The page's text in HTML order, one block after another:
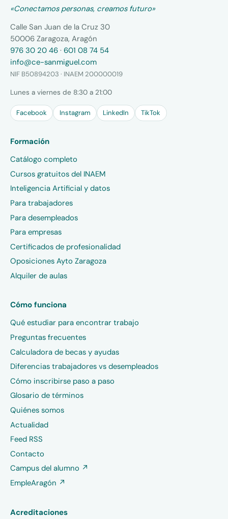
«Conectamos personas, creamos futuro»
Calle San Juan de la Cruz 30
50006 Zaragoza, Aragón
976 30 20 46 · 601 08 74 54
info@ce-sanmiguel.com
NIF B50894203 · INAEM 200000019
Lunes a viernes de 8:30 a 21:00
Facebook Instagram LinkedIn TikTok
Formación
Catálogo completo
Cursos gratuitos del INAEM
Inteligencia Artificial y datos
Para trabajadores
Para desempleados
Para empresas
Certificados de profesionalidad
Oposiciones Ayto Zaragoza
Alquiler de aulas
Cómo funciona
Qué estudiar para encontrar trabajo
Preguntas frecuentes
Calculadora de becas y ayudas
Diferencias trabajadores vs desempleados
Cómo inscribirse paso a paso
Glosario de términos
Quiénes somos
Actualidad
Feed RSS
Contacto
Campus del alumno ↗
EmpleAragón ↗
Acreditaciones